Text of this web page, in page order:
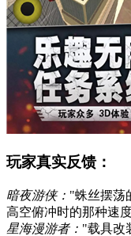
玩家真实反馈：
暗夜游侠： "蛛丝摆荡
高空俯冲时的那种速
星海漫游者： "载具改